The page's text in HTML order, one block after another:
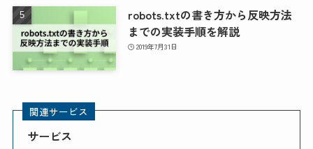
robots.txtの書き方から反映方法
までの実装手順を解説
2019年7月31日
関連サービス
サービス